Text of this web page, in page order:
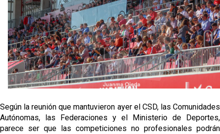
El Sevilla Juvenil A última detalles en Canarias para
su debut en la Cantalejo Province Cup
La cita ante el Espanyol a domicilio ya tiene horario
El dato que destaca a Agoumé entre las cinco
grandes ligas
Juanlu de vuelta a Sevilla para cerrar su fichaje a la
Premier
Según la reunión que mantuvieron ayer el CSD, las Comunidades
Autónomas, las Federaciones y el Ministerio de Deportes,
parece ser que las competiciones no profesionales podrán